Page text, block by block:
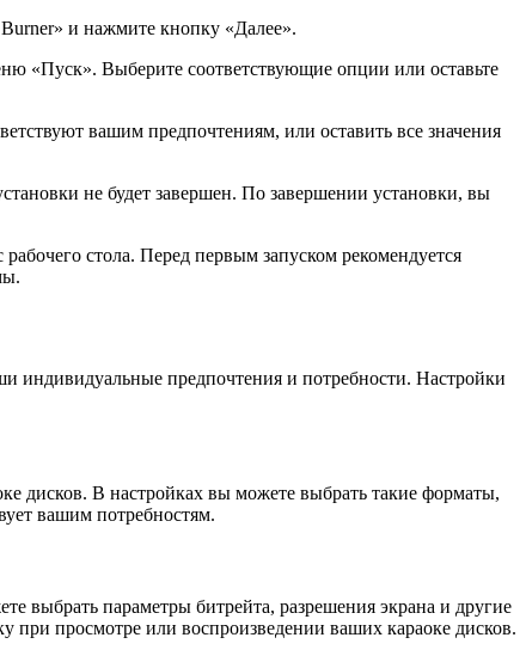
и нажмите кнопку «Далее».
«Пуск». Выберите соответствующие опции или оставьте
вашим предпочтениям, или оставить все значения
не будет завершен. По завершении установки, вы
стола. Перед первым запуском рекомендуется
индивидуальные предпочтения и потребности. Настройки
дисков. В настройках вы можете выбрать такие форматы,
вашим потребностям.
выбрать параметры битрейта, разрешения экрана и другие
при просмотре или воспроизведении ваших караоке дисков.